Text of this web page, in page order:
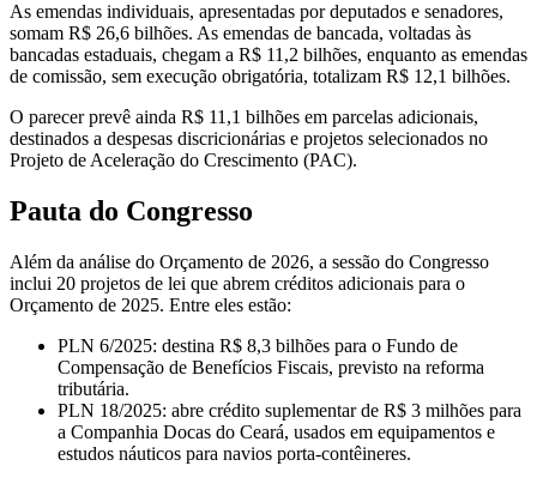
As emendas individuais, apresentadas por deputados e senadores,
somam R$ 26,6 bilhões. As emendas de bancada, voltadas às
bancadas estaduais, chegam a R$ 11,2 bilhões, enquanto as emendas
de comissão, sem execução obrigatória, totalizam R$ 12,1 bilhões.
O parecer prevê ainda R$ 11,1 bilhões em parcelas adicionais,
destinados a despesas discricionárias e projetos selecionados no
Projeto de Aceleração do Crescimento (PAC).
Pauta do Congresso
Além da análise do Orçamento de 2026, a sessão do Congresso
inclui 20 projetos de lei que abrem créditos adicionais para o
Orçamento de 2025. Entre eles estão:
PLN 6/2025: destina R$ 8,3 bilhões para o Fundo de
Compensação de Benefícios Fiscais, previsto na reforma
tributária.
PLN 18/2025: abre crédito suplementar de R$ 3 milhões para
a Companhia Docas do Ceará, usados em equipamentos e
estudos náuticos para navios porta-contêineres.